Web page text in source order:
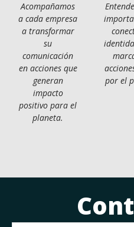
Acompañamos
a cada empresa
a transformar
su
comunicación
en acciones que
generan
impacto
positivo para el
planeta.
por el